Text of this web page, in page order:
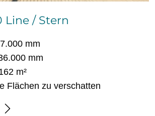
Line / Stern
mm
mm
m²
Flächen zu verschatten